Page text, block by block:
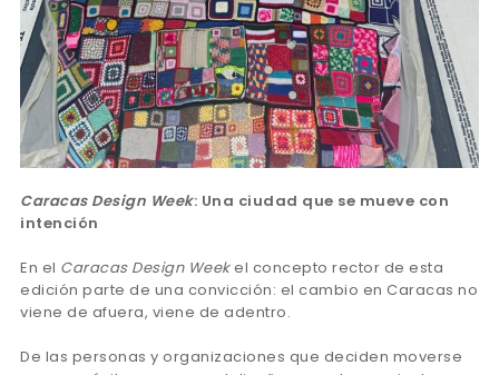
Caracas Design Week: Una ciudad que se mueve con
intención
En el Caracas Design Weekel concepto rector de esta
edición parte de una convicción: el cambio en Caracas no
viene de afuera, viene de adentro.
De las personas y organizaciones que deciden moverse